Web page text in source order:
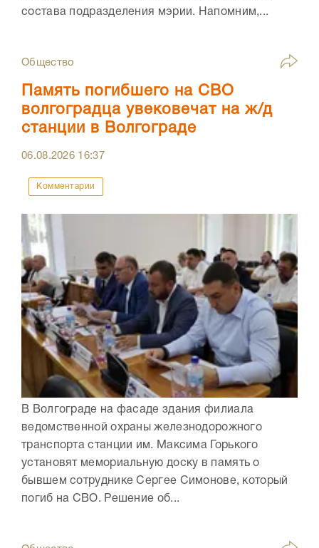
состава подразделения мэрии. Напомним,...
Общество
Память погибшего на СВО
волгоградца увековечат на ж/д
станции в Волгограде
06.08.2026 16:37
Комментарии
В Волгограде на фасаде здания филиала
ведомственной охраны железнодорожного
транспорта станции им. Максима Горького
установят мемориальную доску в память о
бывшем сотруднике Сергее Симонове, который
погиб на СВО. Решение об...